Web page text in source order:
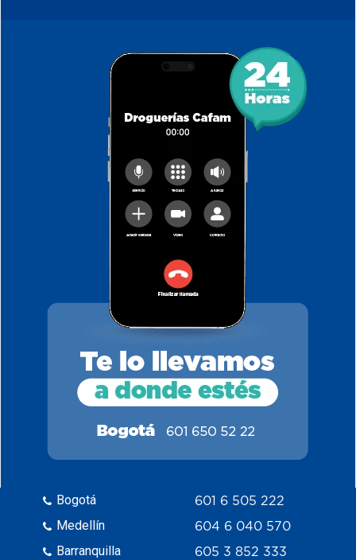
Bogotá
Medellín
Barranquilla
601 6 505 222
604 6 040 570
605 3 852 333